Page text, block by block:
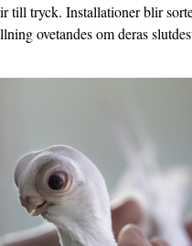
till tryck. Installationer blir
ovetandes om deras